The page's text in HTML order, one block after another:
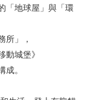
「地球屋」與「環
所」，
動城堡》
成。